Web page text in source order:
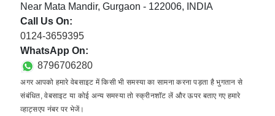
Near Mata Mandir, Gurgaon - 122006, INDIA
Call Us On:
0124-3659395
WhatsApp On:
8796706280
अगर आपको हमारे वेबसाइट में किसी भी समस्या का सामना करना पड़ता है भुगतान से
संबंधित, वेबसाइट या कोई अन्य समस्या तो स्क्रीनशॉट लें और ऊपर बताए गए हमारे
व्हाट्सएप नंबर पर भेजें।